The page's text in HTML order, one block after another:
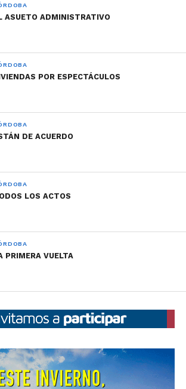
ASUETO ADMINISTRATIVO
POR ESPECTÁCULOS
DE ACUERDO
LOS ACTOS
PRIMERA VUELTA